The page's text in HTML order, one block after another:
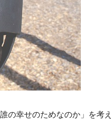
の幸せのためなのか」を考